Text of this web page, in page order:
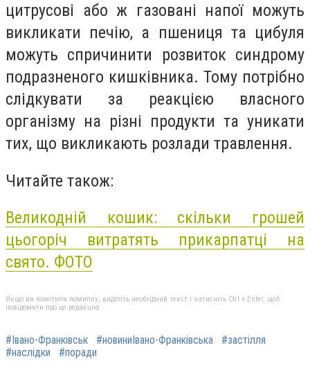
цитрусові або ж газовані напої можуть
викликати печію, а пшениця та цибуля
можуть спричинити розвиток синдрому
подразненого кишківника. Тому потрібно
слідкувати за реакцією власного
організму на різні продукти та уникати
тих, що викликають розлади травлення.
Читайте також:
Великодній кошик: скільки грошей
цьогоріч витратять прикарпатці на
свято. ФОТО
Якщо ви помітили помилку, виділіть необхідний текст і натисніть Ctrl + Enter, щоб
повідомити про це редакцію
#Івано-Франківськ #новиниІвано-Франківська
#застілля
#наслідки
#поради